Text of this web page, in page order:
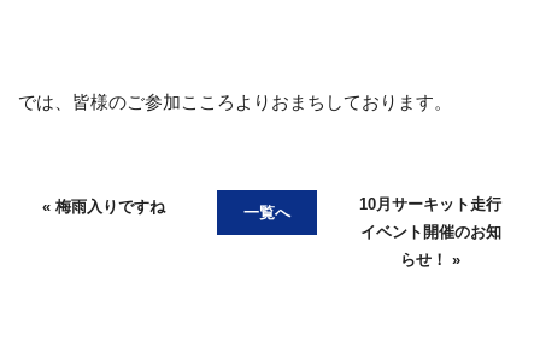
では、皆様のご参加こころよりおまちしております。
« 梅雨入りですね 一覧へ
10月サーキット走行
イベント開催のお知
らせ！ »